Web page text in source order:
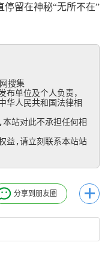
留在神秘“无所不在”
集
单位及个人负责，
华人民共和国法律相
站对此不承担任何相
益,请立刻联系本站站
分享到朋友圈